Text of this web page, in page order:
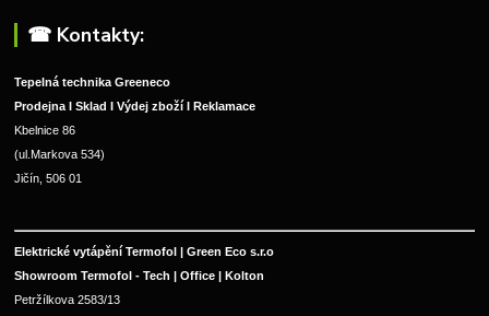
☎︎ Kontakty:
Tepelná technika Greeneco
Prodejna I Sklad I Výdej zboží I Reklamace
Kbelnice 86
(ul.Markova 534)
Jičín, 506 01
Elektrické vytápění Termofol | Green Eco s.r.o
Showroom Termofol - Tech | Office | Kolton
Petržílkova 2583/13